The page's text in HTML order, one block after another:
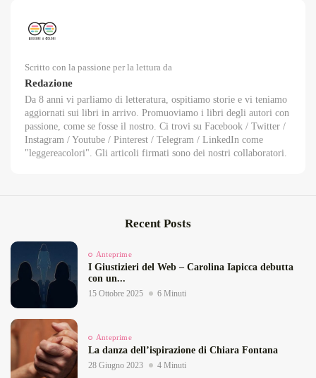
Scritto con la passione per la lettura da
Redazione
Da 8 anni vi parliamo di letteratura, ospitiamo storie e vi teniamo
aggiornati sui libri in arrivo. Promuoviamo i libri degli autori con
passione, come se fosse il nostro. Ci trovi su Facebook / Twitter /
Instagram / Youtube / Pinterest / Telegram / LinkedIn come
"leggereacolori". Gli articoli firmati sono dei nostri collaboratori.
Recent Posts
Anteprime
I Giustizieri del Web – Carolina Iapicca debutta
con un...
15 Ottobre 2025 6 Minuti
Anteprime
La danza dell’ispirazione di Chiara Fontana
28 Giugno 2023 4 Minuti